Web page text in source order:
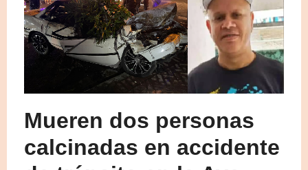
Mueren dos personas
calcinadas en accidente